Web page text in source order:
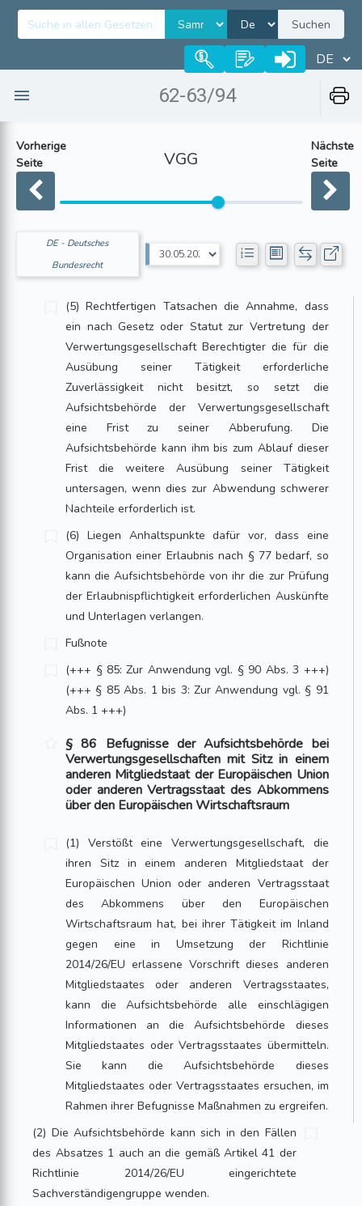
Suchen
62-63/94
Vorherige
Seite
VGG
Nächste
Seite
DE - Deutsches
Bundesrecht
(5) Rechtfertigen Tatsachen die Annahme, dass
ein nach Gesetz oder Statut zur Vertretung der
Verwertungsgesellschaft Berechtigter die für die
Ausübung seiner Tätigkeit erforderliche
Zuverlässigkeit nicht besitzt, so setzt die
Aufsichtsbehörde der Verwertungsgesellschaft
eine Frist zu seiner Abberufung. Die
Aufsichtsbehörde kann ihm bis zum Ablauf dieser
Frist die weitere Ausübung seiner Tätigkeit
untersagen, wenn dies zur Abwendung schwerer
Nachteile erforderlich ist.
(6) Liegen Anhaltspunkte dafür vor, dass eine
Organisation einer Erlaubnis nach § 77 bedarf, so
kann die Aufsichtsbehörde von ihr die zur Prüfung
der Erlaubnispflichtigkeit erforderlichen Auskünfte
und Unterlagen verlangen.
Fußnote
(+++ § 85: Zur Anwendung vgl. § 90 Abs. 3 +++)
(+++ § 85 Abs. 1 bis 3: Zur Anwendung vgl. § 91
Abs. 1 +++)
§ 86 Befugnisse der Aufsichtsbehörde bei
Verwertungsgesellschaften mit Sitz in einem
anderen Mitgliedstaat der Europäischen Union
oder anderen Vertragsstaat des Abkommens
über den Europäischen Wirtschaftsraum
(1) Verstößt eine Verwertungsgesellschaft, die
ihren Sitz in einem anderen Mitgliedstaat der
Europäischen Union oder anderen Vertragsstaat
des Abkommens über den Europäischen
Wirtschaftsraum hat, bei ihrer Tätigkeit im Inland
gegen eine in Umsetzung der Richtlinie
2014/26/EU erlassene Vorschrift dieses anderen
Mitgliedstaates oder anderen Vertragsstaates,
kann die Aufsichtsbehörde alle einschlägigen
Informationen an die Aufsichtsbehörde dieses
Mitgliedstaates oder Vertragsstaates übermitteln.
Sie kann die Aufsichtsbehörde dieses
Mitgliedstaates oder Vertragsstaates ersuchen, im
Rahmen ihrer Befugnisse Maßnahmen zu ergreifen.
(2) Die Aufsichtsbehörde kann sich in den Fällen
des Absatzes 1 auch an die gemäß Artikel 41 der
Richtlinie 2014/26/EU eingerichtete
Sachverständigengruppe wenden.